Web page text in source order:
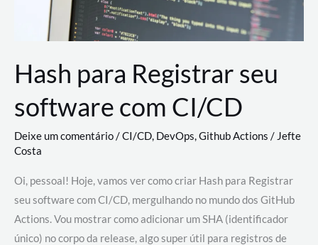
Hash para Registrar seu
software com CI/CD
Deixe um comentário/CI/CD, DevOps,Github Actions /Jefte
Costa
Oi, pessoal! Hoje, vamos ver como criar Hash para Registrar
seu software com CI/CD, mergulhando no mundo dos GitHub
Actions. Vou mostrar como adicionar um SHA (identificador
único) no corpo da release, algo super útil para registros de